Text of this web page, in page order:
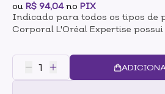
ou R$ 94,04no PIX
Indicado para todos os tipos de
Corporal L'Oréal Expertise
contra os raios UVA e UVB e
mais profundos.Fórmula
envelhecimento e as manchas